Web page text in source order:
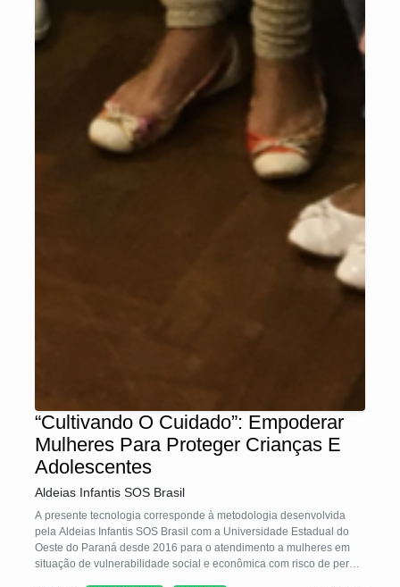
“Cultivando O Cuidado”: Empoderar
Mulheres Para Proteger Crianças E
Adolescentes
Aldeias Infantis SOS Brasil
A presente tecnologia corresponde à metodologia desenvolvida
pela Aldeias Infantis SOS Brasil com a Universidade Estadual do
Oeste do Paraná desde 2016 para o atendimento a mulheres em
situação de vulnerabilidade social e econômica com risco de perda